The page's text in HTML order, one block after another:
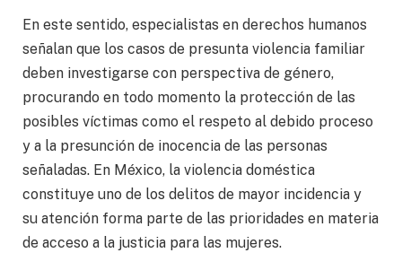
En este sentido, especialistas en derechos humanos
señalan que los casos de presunta violencia familiar
deben investigarse con perspectiva de género,
procurando en todo momento la protección de las
posibles víctimas como el respeto al debido proceso
y a la presunción de inocencia de las personas
señaladas. En México, la violencia doméstica
constituye uno de los delitos de mayor incidencia y
su atención forma parte de las prioridades en materia
de acceso a la justicia para las mujeres.